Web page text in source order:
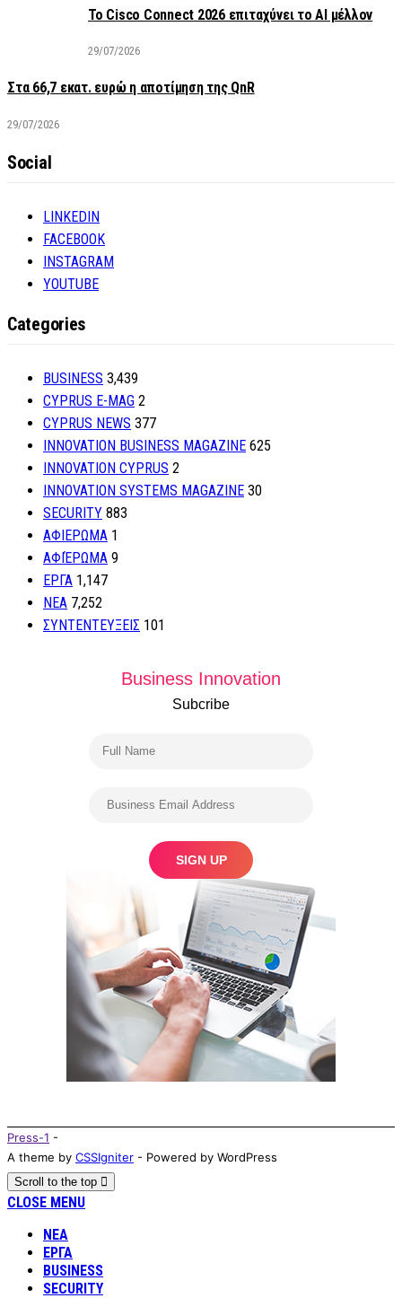
Το Cisco Connect 2026 επιταχύνει το AI μέλλον
29/07/2026
Στα 66,7 εκατ. ευρώ η αποτίμηση της QnR
29/07/2026
Social
LINKEDIN
FACEBOOK
INSTAGRAM
YOUTUBE
Categories
BUSINESS 3,439
CYPRUS E-MAG 2
CYPRUS NEWS 377
INNOVATION BUSINESS MAGAZINE 625
INNOVATION CYPRUS 2
INNOVATION SYSTEMS MAGAZINE 30
SECURITY 883
ΑΦΙΕΡΩΜΑ 1
ΑΦΙΈΡΩΜΑ 9
ΕΡΓΑ 1,147
ΝΕΑ 7,252
ΣΥΝΤΕΝΤΕΥΞΕΙΣ 101
Business Innovation
Subcribe
Press-1 -
A theme by CSSIgniter - Powered by WordPress
Scroll to the top
CLOSE MENU
ΝΕΑ
ΕΡΓΑ
BUSINESS
SECURITY